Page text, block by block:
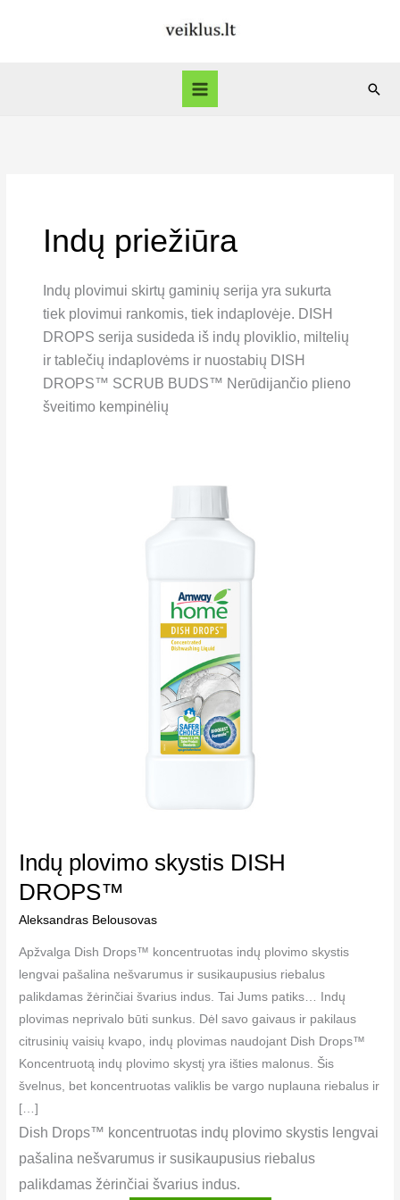
Indų priežiūra
Indų plovimui skirtų gaminių serija yra sukurta
tiek plovimui rankomis, tiek indaplovėje. DISH
DROPS serija susideda iš indų ploviklio, miltelių
ir tablečių indaplovėms ir nuostabių DISH
DROPS™ SCRUB BUDS™ Nerūdijančio plieno
šveitimo kempinėlių
Indų plovimo skystis DISH
DROPS™
Aleksandras Belousovas
Apžvalga Dish Drops™ koncentruotas indų plovimo skystis
lengvai pašalina nešvarumus ir susikaupusius riebalus
palikdamas žėrinčiai švarius indus. Tai Jums patiks… Indų
plovimas neprivalo būti sunkus. Dėl savo gaivaus ir pakilaus
citrusinių vaisių kvapo, indų plovimas naudojant Dish Drops™
Koncentruotą indų plovimo skystį yra išties malonus. Šis
švelnus, bet koncentruotas valiklis be vargo nuplauna riebalus ir
[…]
Dish Drops™ koncentruotas indų plovimo skystis lengvai
pašalina nešvarumus ir susikaupusius riebalus
palikdamas žėrinčiai švarius indus.
skystis